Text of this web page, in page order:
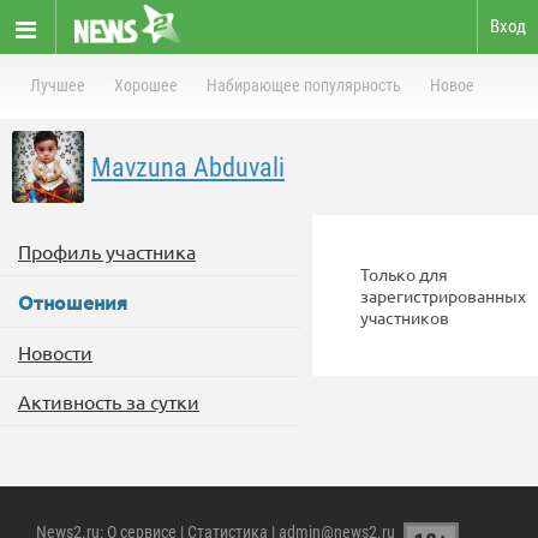
Вход
Лучшее Хорошее Набирающее популярность Новое
Mavzuna Abduvali
Профиль участника
Отношения
Новости
Активность за сутки
Только для
зарегистрированных
участников
News2.ru: О сервисе | Статистика | admin@news2.ru